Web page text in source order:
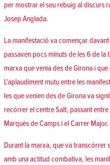
per mostrar el seu rebuig al discurs
Josep Anglada.
La manifestació va començar
passaven pocs minuts de les 6 de
marxa que venia des de Girona i
L'aplaudiment mutu entre les
les que venien des de Girona va
recórrer el centre Salt, passant
Marquès de Camps i el Carrer Major.
Durant la marxa, que va transcórrer
amb una actitud combativa, les